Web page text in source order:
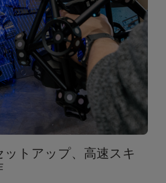
トアップ、高速スキ